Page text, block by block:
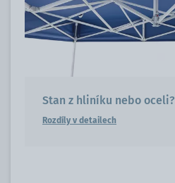
Stan z hliníku nebo oceli?
Rozdíly v detailech